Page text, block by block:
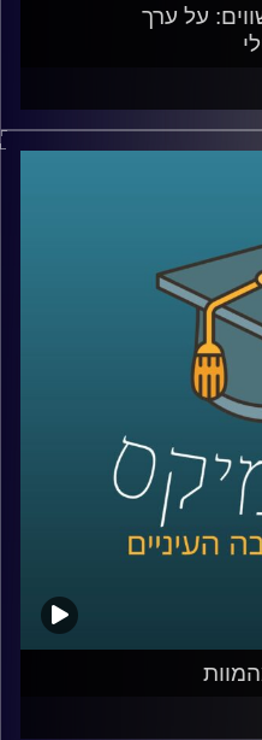
על ערך
הלייקים והעוקבים חשוב
ועושים ולהציג אותה
בריכה, יציאה עם חברים
לכולם
אבל מה קורה כאשר
להיות בחוגים פוטוגנים
ואפילו השכונה או חצר
בהם (ובטח שלא כוללים
ומרצה על סוציולוגיה
בבר אילן ואצלנו בחטיבת
כאלו ממעמד כלכלי גבוה,
שאינה פוטוגנית ומה זה אי